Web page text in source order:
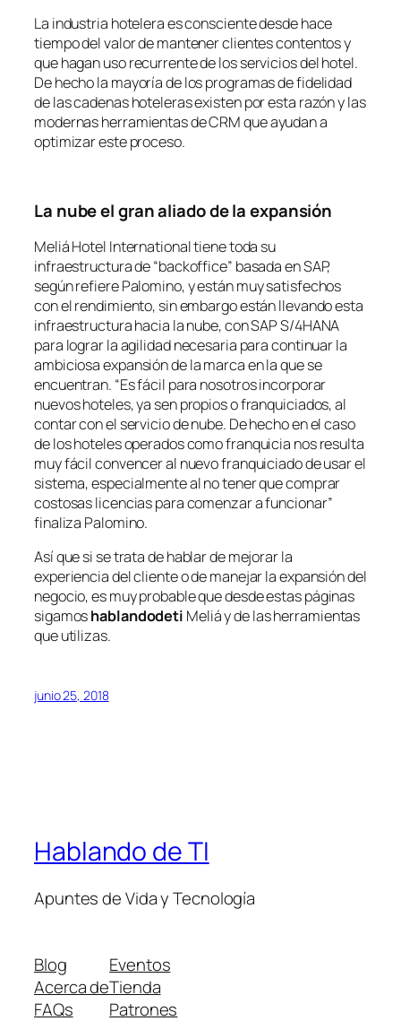
La industria hotelera es consciente desde hace
tiempo del valor de mantener clientes contentos y
que hagan uso recurrente de los servicios del hotel.
De hecho la mayoría de los programas de fidelidad
de las cadenas hoteleras existen por esta razón y las
modernas herramientas de CRM que ayudan a
optimizar este proceso.
La nube el gran aliado de la expansión
Meliá Hotel International tiene toda su
infraestructura de “backoffice” basada en SAP,
según refiere Palomino, y están muy satisfechos
con el rendimiento, sin embargo están llevando esta
infraestructura hacia la nube, con SAP S/4HANA
para lograr la agilidad necesaria para continuar la
ambiciosa expansión de la marca en la que se
encuentran. “Es fácil para nosotros incorporar
nuevos hoteles, ya sen propios o franquiciados, al
contar con el servicio de nube. De hecho en el caso
de los hoteles operados como franquicia nos resulta
muy fácil convencer al nuevo franquiciado de usar el
sistema, especialmente al no tener que comprar
costosas licencias para comenzar a funcionar”
finaliza Palomino.
Así que si se trata de hablar de mejorar la
experiencia del cliente o de manejar la expansión del
negocio, es muy probable que desde estas páginas
sigamoshablandodeti Meliá y de las herramientas
que utilizas.
junio 25, 2018
Hablando de TI
Apuntes de Vida y Tecnología
Blog
Acerca de
FAQs
Eventos
Tienda
Patrones